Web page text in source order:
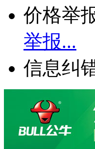
价格举
举报...
信息纠